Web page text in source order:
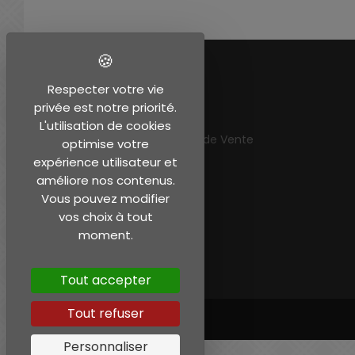
EN SAVOIR PLUS
Mentions légales
Conditions Générales de Vente
Mon compte
Respecter votre vie
privée est notre priorité.
L'utilisation de cookies
optimise votre
expérience utilisateur et
améliore nos contenus.
Vous pouvez modifier
vos choix à tout
moment.
Tout accepter
Tout refuser
Personnaliser